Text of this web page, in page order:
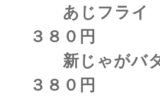
あじフ
３８０円
新じゃが
３８０円